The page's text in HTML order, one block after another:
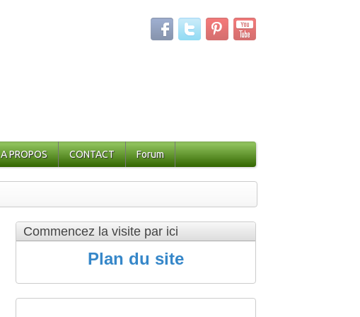
A PROPOS CONTACT Forum
Commencez la visite par ici
Plan du site